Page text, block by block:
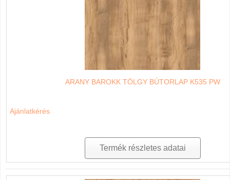
ARANY BAROKK TÖLGY BÚTORLAP K535 PW
Ajánlatkérés
Termék részletes adatai